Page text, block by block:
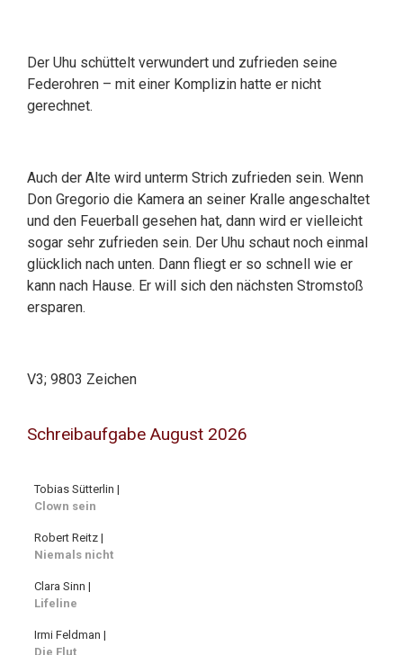
Der Uhu schüttelt verwundert und zufrieden seine
Federohren – mit einer Komplizin hatte er nicht
gerechnet.
Auch der Alte wird unterm Strich zufrieden sein. Wenn
Don Gregorio die Kamera an seiner Kralle angeschaltet
und den Feuerball gesehen hat, dann wird er vielleicht
sogar sehr zufrieden sein. Der Uhu schaut noch einmal
glücklich nach unten. Dann fliegt er so schnell wie er
kann nach Hause. Er will sich den nächsten Stromstoß
ersparen.
V3; 9803 Zeichen
Schreibaufgabe August 2026
Tobias Sütterlin |
Clown sein
Robert Reitz |
Niemals nicht
Clara Sinn |
Lifeline
Irmi Feldman |
Die Flut